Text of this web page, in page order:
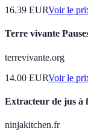
16.39 EURVoir le
Terre vivante
terrevivante.org
14.00 EURVoir le
Extracteur de jus à
ninjakitchen.fr